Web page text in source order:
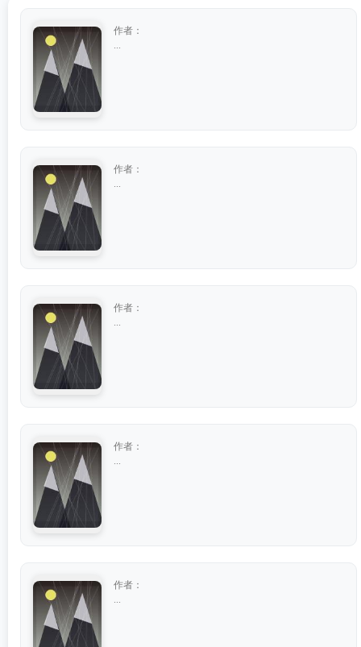
作者：
作者：
作者：
作者：
作者：